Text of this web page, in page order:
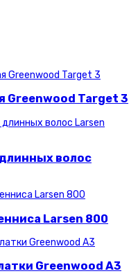
Greenwood Target 3
волос
Larsen 800
Greenwood A3